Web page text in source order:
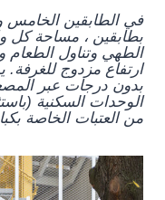
في الطابقين الخامس
الطهي وتناول الطعام
ارتفاع مزدوج
بدون درجات عبر
الوحدات السكنية
من العتبات الخاصة